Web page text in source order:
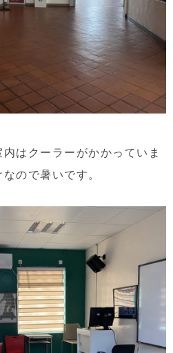
はクーラーがかかっていま
ので暑いです。